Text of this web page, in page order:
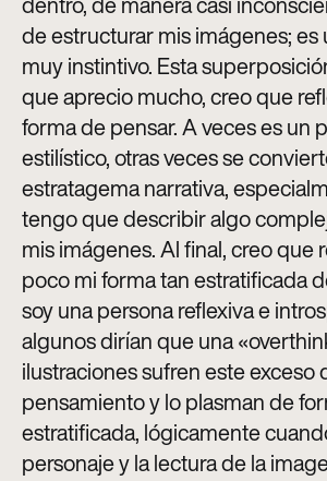
de estructurar mis imágenes; es
muy instintivo. Esta
que aprecio mucho, creo que
forma de pensar. A veces es un
estilístico, otras veces se
estratagema narrativa,
tengo que describir algo
mis imágenes. Al final, creo que
poco mi forma tan estratificada
soy una persona reflexiva e
algunos dirían que una
ilustraciones sufren este exceso
pensamiento y lo plasman de
estratificada, lógicamente
personaje y la lectura de la